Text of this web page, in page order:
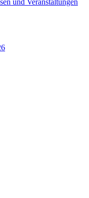
und Veranstaltungen